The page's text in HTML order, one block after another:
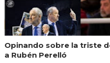
Opinando sobre la triste
a Rubén Perelló